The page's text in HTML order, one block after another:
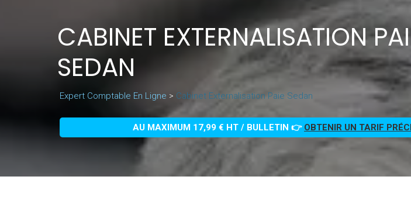
CABINET EXTERNALISATION
SEDAN
Expert Comptable En Ligne > Cabinet Externalisation Paie Sedan
AU MAXIMUM 17,99 € HT / BULLETIN 👉 OBTENIR UN TARIF